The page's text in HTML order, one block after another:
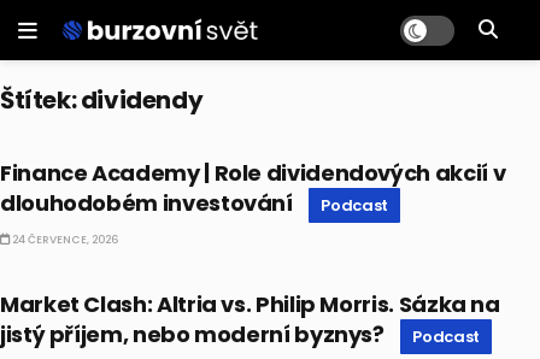
Štítek:dividendy
Finance Academy | Role dividendových akcií v
dlouhodobém investování
Podcast
24 ČERVENCE, 2026
Market Clash: Altria vs. Philip Morris. Sázka na
jistý příjem, nebo moderní byznys?
Podcast